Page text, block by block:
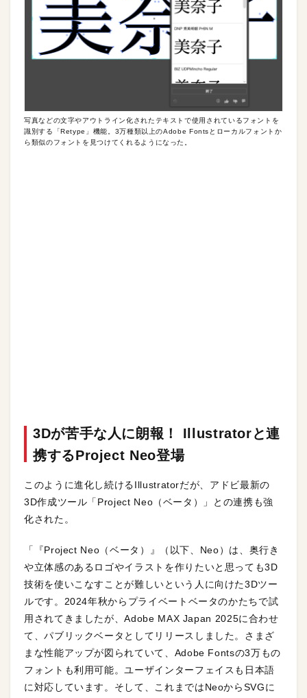
写真などの文字やアウトライン化されたテキストで使用されているフォントを
識別する「Retype」機能。3万種類以上のAdobe Fontsとローカルフォントか
ら類似のフォントを見つけてくれるようになった。
3Dが苦手な人に朗報！ Illustratorと連
携するProject Neo登場
このように進化し続けるIllustratorだが、アドビ最新の
3D作成ツール「Project Neo（ベータ）」との連携も強
化された。
「『Project Neo（ベータ）』（以下、Neo）は、奥行き
や立体感のあるロゴやイラストを作りたいと思っても3D
技術を使いこなすことが難しいという人に向けた3Dツー
ルです。2024年秋からプライベートベータのかたちで試
用されてきましたが、Adobe MAX Japan 2025に合わせ
て、パブリックベータとしてリリースしました。さまざ
まな性能アップが図られていて、Adobe Fontsの3万もの
フォントも利用可能。ユーザインターフェイスも日本語
に対応しています。そして、これまではNeoからSVGに